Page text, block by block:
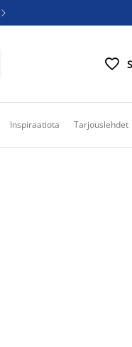


Inspiraatiota Tarjouslehdet